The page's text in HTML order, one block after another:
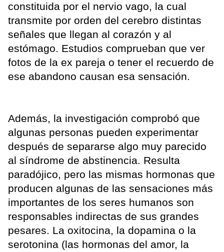
constituida por el nervio vago, la cual
transmite por orden del cerebro distintas
señales que llegan al corazón y al
estómago. Estudios comprueban que ver
fotos de la ex pareja o tener el recuerdo de
ese abandono causan esa sensación.
Además, la investigación comprobó que
algunas personas pueden experimentar
después de separarse algo muy parecido
al síndrome de abstinencia. Resulta
paradójico, pero las mismas hormonas que
producen algunas de las sensaciones más
importantes de los seres humanos son
responsables indirectas de sus grandes
pesares. La oxitocina, la dopamina o la
serotonina (las hormonas del amor, la